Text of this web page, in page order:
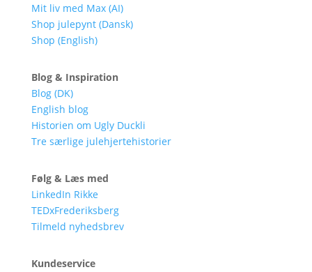
Mit liv med Max (AI)
Shop julepynt (Dansk)
Shop (English)
Blog & Inspiration
Blog (DK)
English blog
Historien om Ugly Duckli
Tre særlige julehjertehistorier
Følg & Læs med
LinkedIn Rikke
TEDxFrederiksberg
Tilmeld nyhedsbrev
Kundeservice